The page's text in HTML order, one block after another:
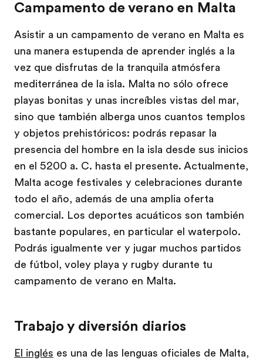
Campamento de verano en Malta
Asistir a un campamento de verano en Malta es
una manera estupenda de aprender inglés a la
vez que disfrutas de la tranquila atmósfera
mediterránea de la isla. Malta no sólo ofrece
playas bonitas y unas increíbles vistas del mar,
sino que también alberga unos cuantos templos
y objetos prehistóricos: podrás repasar la
presencia del hombre en la isla desde sus inicios
en el 5200 a. C. hasta el presente. Actualmente,
Malta acoge festivales y celebraciones durante
todo el año, además de una amplia oferta
comercial. Los deportes acuáticos son también
bastante populares, en particular el waterpolo.
Podrás igualmente ver y jugar muchos partidos
de fútbol, voley playa y rugby durante tu
campamento de verano en Malta.
Trabajo y diversión diarios
El inglés es una de las lenguas oficiales de Malta,